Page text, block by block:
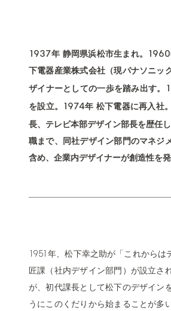
1937年 静岡県浜松市生まれ。 1960
下電器産業株式会社（現パナソニッ
ザイナーとしての一歩を踏み出す。
を設立。
1974年 松下電器に再入社
長、テレビ本部デザイン部長を歴任し
職まで、同社デザイン部門のマネジ
含め、企業内デザイナーが創造性を
1951年、松下幸之助が「これからは
匠課（社内デザイン部門）が設立さ
が、初代課長として松下のデザイン
うにこのくだりから始まることが多